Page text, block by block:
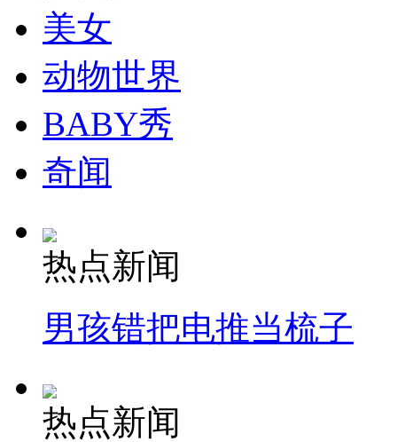
美女
动物世界
BABY秀
奇闻
热点新闻
男孩错把电推当梳子
热点新闻